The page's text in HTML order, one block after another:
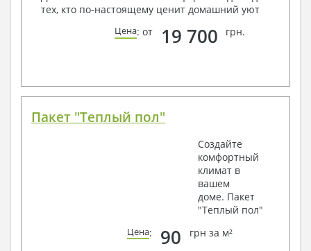
тех, кто по-настоящему ценит домашний уют
Цена: от 19 700 грн.
Пакет "Теплый пол"
Создайте
комфортный
климат в
вашем
доме. Пакет
"Теплый пол"
Цена: 90 грн за м²